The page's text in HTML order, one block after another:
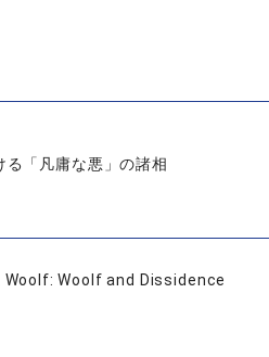
る「凡庸な悪」の諸相
Woolf and Dissidence